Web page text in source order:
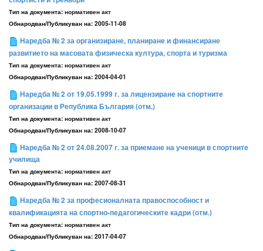
Тип на документа: нормативен акт
Обнародван/Публикуван на: 2005-11-08
Наредба № 2 за организиране, планиране и финансиране
развитието на масовата физическа култура, спорта и туризма
Тип на документа: нормативен акт
Обнародван/Публикуван на: 2004-04-01
Наредба № 2 от 19.05.1999 г. за лицензиране на спортните
организации в Република България (отм.)
Тип на документа: нормативен акт
Обнародван/Публикуван на: 2008-10-07
Наредба № 2 от 24.08.2007 г. за приемане на ученици в спортните
училища
Тип на документа: нормативен акт
Обнародван/Публикуван на: 2007-08-31
Наредба № 2 за професионалната правоспособност и
квалификацията на спортно-педагогическите кадри (отм.)
Тип на документа: нормативен акт
Обнародван/Публикуван на: 2017-04-07